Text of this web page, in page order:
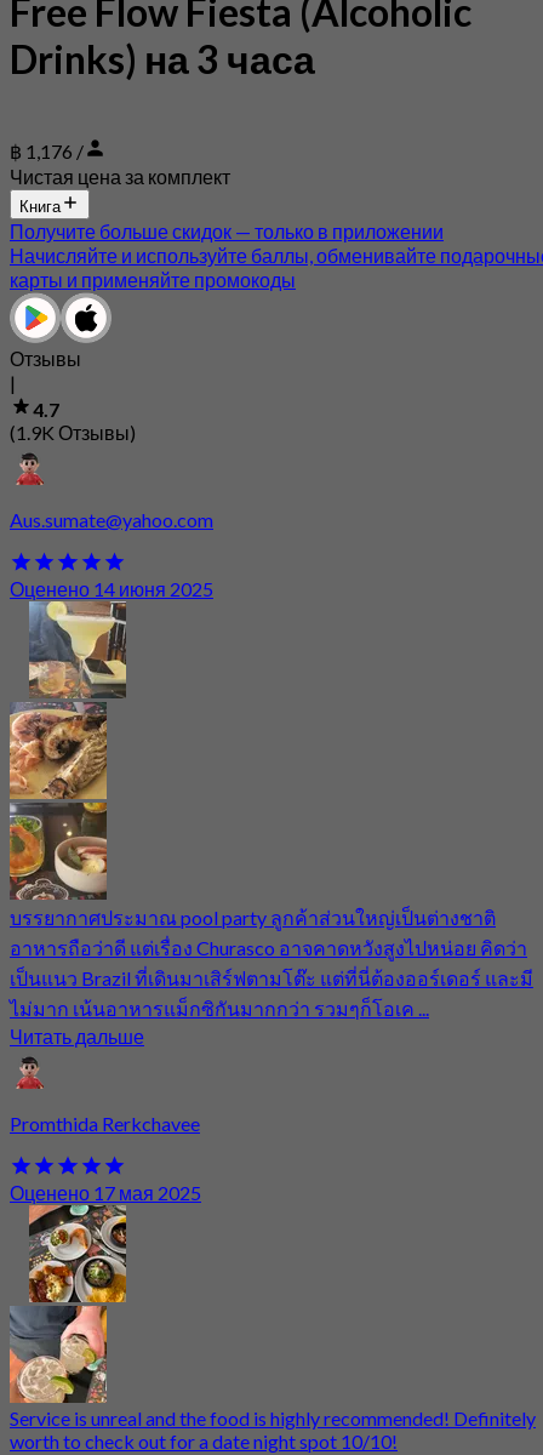
Free Flow Fiesta (Alcoholic
Drinks) на 3 часа
฿ 1,176 /
Чистая цена за комплект
Книга
Получите больше скидок — только в приложении
Начисляйте и используйте баллы, обменивайте
карты и применяйте промокоды
Отзывы
|
4.7
(1.9K Отзывы)
Aus.sumate@yahoo.com
Оценено 14 июня 2025
บรรยากาศประมาณ pool party ลูกค้าส่วนใหญ่เป็นต่างชาติ
อาหารถือว่าดี แต่เรื่อง Churasco อาจคาดหวังสูงไปหน่อย คิดว่า
เป็นแนว Brazil ที่เดินมาเสิร์ฟตามโต๊ะ แต่ที่นี่ต้องออร์เดอร์ และมี
ไม่มาก เน้นอาหารแม็กซิกันมากกว่า รวมๆก็โอเค ...
Читать дальше
Promthida Rerkchavee
Оценено 17 мая 2025
Service is unreal and the food is highly recommended! Definitely
worth to check out for a date night spot 10/10!